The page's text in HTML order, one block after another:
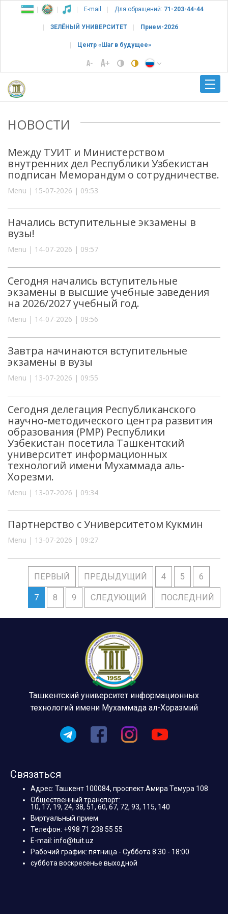
E-mail Для обращений: 71-203-44-44
ЗЕЛЁНЫЙ УНИВЕРСИТЕТ Прием-2026
Центр «Шаг в будущее»
НОВОСТИ
Между ТУИТ и Министерством
внутренних дел Республики Узбекистан
подписан Меморандум о сотрудничестве.
Menu | 15-07-2026 | 09:53
Начались вступительные экзамены в
вузы!
Menu | 14-07-2026 | 09:57
Сегодня начались вступительные
экзамены в высшие учебные заведения
на 2026/2027 учебный год.
Menu | 14-07-2026 | 09:56
Завтра начинаются вступительные
экзамены в вузы
Menu | 13-07-2026 | 09:55
Сегодня делегация Республиканского
научно-методического центра развития
образования (РМР) Республики
Узбекистан посетила Ташкентский
университет информационных
технологий имени Мухаммада аль-
Хорезми.
Menu | 13-07-2026 | 09:34
Партнерство с Университетом Кукмин
Menu | 13-07-2026 | 09:27
ПЕРВЫЙ ПРЕДЫДУЩИЙ 4 5 6
7 8 9 СЛЕДУЮЩИЙ ПОСЛЕДНИЙ
Ташкентский университет информационных
технологий имени Мухаммада ал-Хоразмий
Связаться
Адрес: Ташкент 100084, проспект Амира Темура 108
Общественный транспорт:
10, 17, 19, 24, 38, 51, 60, 67, 72, 93, 115, 140
Виртуальный прием
Телефон: +998 71 238 55 55
E-mail: info@tuit.uz
Рабочий график: пятница - Суббота 8:30 - 18:00
суббота воскресенье выходной